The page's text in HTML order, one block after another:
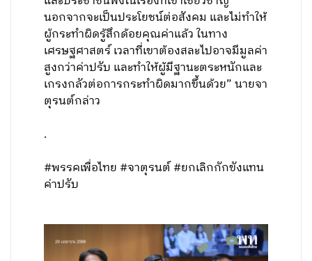
นอกจากจะเป็นประโยชน์ต่อสังคม และไม่ทำให้
ผู้กระทำผิดรู้สึกด้อยคุณค่าแล้ว ในทาง
เศรษฐศาสตร์ เวลาที่เขาต้องสละไปอาจมีมูลค่า
สูงกว่าค่าปรับ และทำให้ผู้มีฐานะตระหนักและ
เกรงกลัวต่อการกระทำผิดมากขึ้นด้วย” นายจา
ตุรนต์กล่าว
.
#พรรคเพื่อไทย #จาตุรนต์ #ยกเลิกกักขังแทน
ค่าปรับ